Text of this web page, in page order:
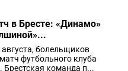
в Бресте: «Динамо»
августа, болельщиков
футбольного клуба
Брестская команда п...